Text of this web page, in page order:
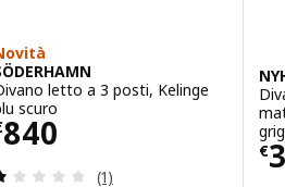
letto a 3 posti, Kelinge
scuro
840 € 840
Recensione: 1 fuori da
(1)
€